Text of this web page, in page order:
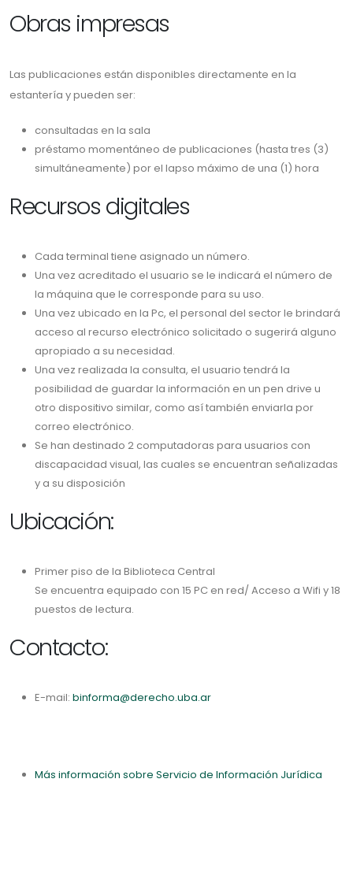
Obras impresas
Las publicaciones están disponibles directamente en la
estantería y pueden ser:
consultadas en la sala
préstamo momentáneo de publicaciones (hasta tres (3)
simultáneamente) por el lapso máximo de una (1) hora
Recursos digitales
Cada terminal tiene asignado un número.
Una vez acreditado el usuario se le indicará el número de
la máquina que le corresponde para su uso.
Una vez ubicado en la Pc, el personal del sector le brindará
acceso al recurso electrónico solicitado o sugerirá alguno
apropiado a su necesidad.
Una vez realizada la consulta, el usuario tendrá la
posibilidad de guardar la información en un pen drive u
otro dispositivo similar, como así también enviarla por
correo electrónico.
Se han destinado 2 computadoras para usuarios con
discapacidad visual, las cuales se encuentran señalizadas
y a su disposición
Ubicación:
Primer piso de la Biblioteca Central
Se encuentra equipado con 15 PC en red/ Acceso a Wifi y 18
puestos de lectura.
Contacto:
E-mail: binforma@derecho.uba.ar
Más información sobre Servicio de Información Jurídica